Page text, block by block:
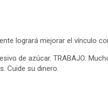
logrará mejorar el vínculo
de azúcar. TRABAJO:
Cuide su dinero.